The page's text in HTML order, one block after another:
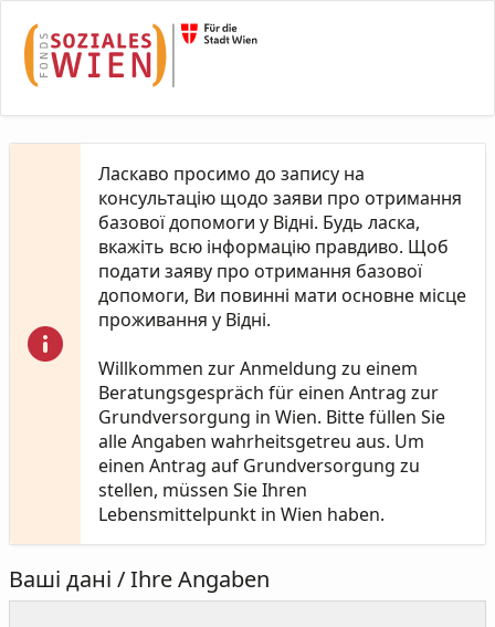
Ласкаво просимо до запису на
консультацію щодо заяви про отримання
базової допомоги у Відні. Будь ласка,
вкажіть всю інформацію правдиво. Щоб
подати заяву про отримання базової
допомоги, Ви повинні мати основне місце
проживання у Відні.
Willkommen zur Anmeldung zu einem
Beratungsgespräch für einen Antrag zur
Grundversorgung in Wien. Bitte füllen Sie
alle Angaben wahrheitsgetreu aus. Um
einen Antrag auf Grundversorgung zu
stellen, müssen Sie Ihren
Lebensmittelpunkt in Wien haben.
Ваші дані / Ihre Angaben